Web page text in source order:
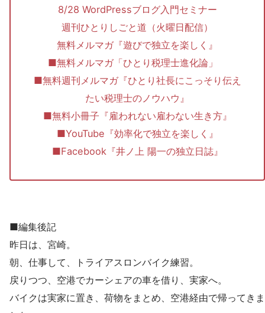
8/28 WordPressブログ入門セミナー
週刊ひとりしごと道（火曜日配信）
無料メルマガ『遊びで独立を楽しく』
■無料メルマガ「ひとり税理士進化論」
■無料週刊メルマガ『ひとり社長にこっそり伝え
たい税理士のノウハウ』
■無料小冊子『雇われない雇わない生き方』
■YouTube『効率化で独立を楽しく』
■Facebook『井ノ上 陽一の独立日誌』
■編集後記
昨日は、宮崎。
朝、仕事して、トライアスロンバイク練習。
戻りつつ、空港でカーシェアの車を借り、実家へ。
バイクは実家に置き、荷物をまとめ、空港経由で帰ってきま